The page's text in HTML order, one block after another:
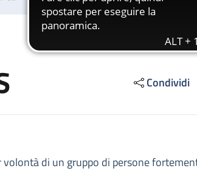
Condividi
di un gruppo di persone